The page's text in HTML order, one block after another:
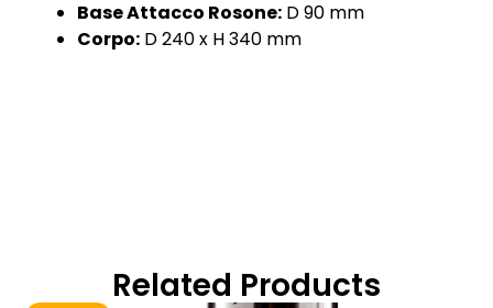
Base Attacco Rosone: D 90 mm
Corpo: D 240 x H 340 mm
Related Products